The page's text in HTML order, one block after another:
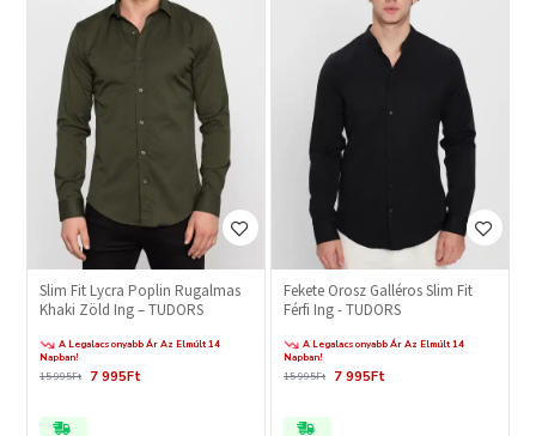
Slim Fit Lycra Poplin Rugalmas
Khaki Zöld Ing – TUDORS
A Legalacsonyabb Ár Az Elmúlt 14
Napban!
7 995Ft
15 995Ft
Fekete Orosz Galléros Slim Fit
Férfi Ing - TUDORS
A Legalacsonyabb Ár Az Elmúlt 14
Napban!
7 995Ft
15 995Ft